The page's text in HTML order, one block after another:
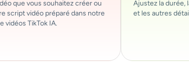
que vous souhaitez créer ou
script vidéo préparé dans notre
vidéos TikTok IA.
Ajustez la durée,
et les autres